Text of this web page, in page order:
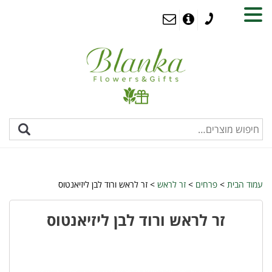
עמוד הבית > פרחים > זר לראש > זר לראש ורוד לבן ליזיאנטוס
זר לראש ורוד לבן ליזיאנטוס